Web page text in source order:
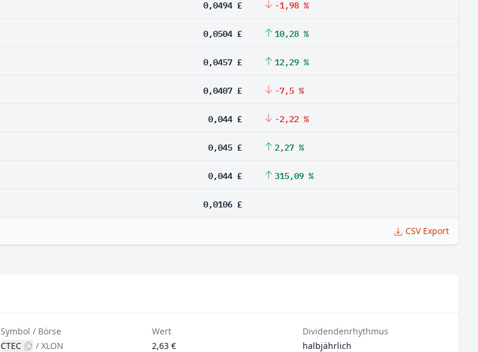
0,0494 £ -1,98 %
0,0504 £ 10,28 %
0,0457 £ 12,29 %
0,0407 £ -7,5 %
0,044 £ -2,22 %
0,045 £ 2,27 %
0,044 £ 315,09 %
0,0106 £
CSV Export
Symbol / Börse
CTEC
/XLON
Wert
2,63 €
Dividendenrhythmus
halbjährlich